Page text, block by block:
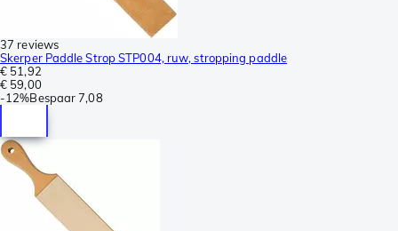
37 reviews
Skerper Paddle Strop STP004, ruw, stropping paddle
€ 51,92
€ 59,00
-12%Bespaar 7,08